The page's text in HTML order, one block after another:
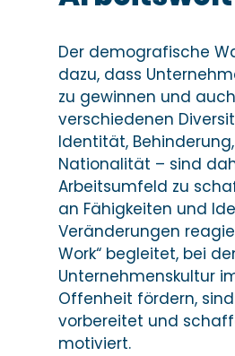
Der demografische
dazu, dass
zu gewinnen und
verschiedenen
Identität,
Nationalität – sind
Arbeitsumfeld zu
an Fähigkeiten und
Veränderungen
Work“ begleitet, bei
Unternehmenskultur
Offenheit fördern,
vorbereitet und
motiviert.